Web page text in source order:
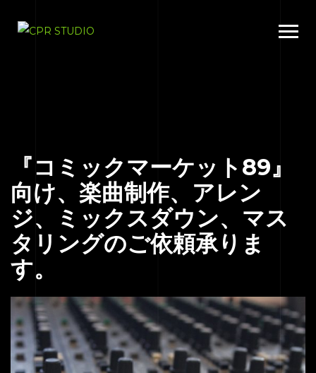
『コミックマーケット89』
向け、楽曲制作、アレン
ジ、ミックスダウン、マス
タリングのご依頼承りま
す。